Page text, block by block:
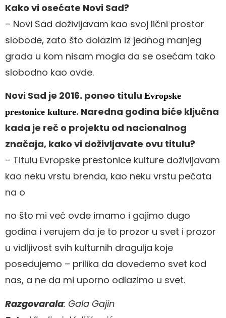
Kako vi osećate Novi Sad?
– Novi Sad doživljavam kao svoj lični prostor
slobode, zato što dolazim iz jednog manjeg
grada u kom nisam mogla da se osećam tako
slobodno kao ovde.
Novi Sad je 2016. poneo titulu Evropske
prestonice kulture. Naredna godina biće ključna
kada je reč o projektu od nacionalnog
značaja, kako vi doživljavate ovu titulu?
– Titulu Evropske prestonice kulture doživljavam
kao neku vrstu brenda, kao neku vrstu pečata
na o
no što mi već ovde imamo i gajimo dugo
godina i verujem da je to prozor u svet i prozor
u vidljivost svih kulturnih dragulja koje
posedujemo – prilika da dovedemo svet kod
nas, a ne da mi uporno odlazimo u svet.
Razgovarala: Gala Gajin